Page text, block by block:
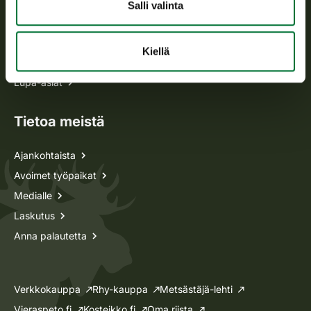
Salli valinta
Kiellä
Lupa-asiat
Tietoa meistä
Ajankohtaista
Avoimet työpaikat
Medialle
Laskutus
Anna palautetta
Verkkokauppa Rhy-kauppa
Metsästäjä-lehti